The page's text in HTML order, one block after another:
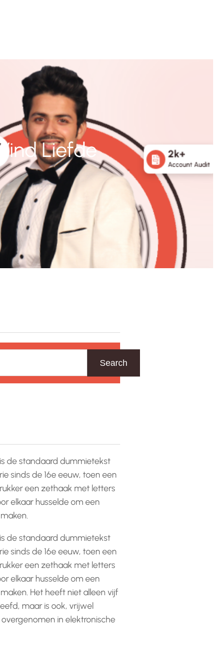
Liefde
Search
de standaard dummietekst
sinds de 16e eeuw, toen een
een zethaak met letters
elkaar husselde om een
de standaard dummietekst
sinds de 16e eeuw, toen een
een zethaak met letters
elkaar husselde om een
Het heeft niet alleen vijf
maar is ook, vrijwel
in elektronische